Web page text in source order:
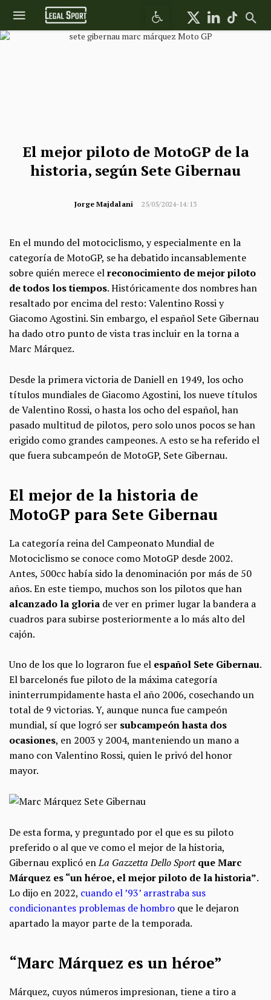
Abrir barra de herramientas
El mejor piloto de MotoGP de la
historia, según Sete Gibernau
Jorge Majdalani 25/05/2024-14:13
En el mundo del motociclismo, y especialmente en la
categoría de MotoGP, se ha debatido incansablemente
sobre quién merece elreconocimiento de mejor piloto
de todos los tiempos. Históricamente dos nombres han
resaltado por encima del resto: Valentino Rossi y
Giacomo Agostini. Sin embargo, el español Sete Gibernau
ha dado otro punto de vista tras incluir en la torna a
Marc Márquez.
Desde la primera victoria de Daniell en 1949, los ocho
títulos mundiales de Giacomo Agostini, los nueve títulos
de Valentino Rossi, o hasta los ocho del español, han
pasado multitud de pilotos, pero solo unos pocos se han
erigido como grandes campeones. A esto se ha referido el
que fuera subcampeón de MotoGP, Sete Gibernau.
El mejor de la historia de
MotoGP para Sete Gibernau
La categoría reina del Campeonato Mundial de
Motociclismo se conoce como MotoGP desde 2002.
Antes, 500cc había sido la denominación por más de 50
años. En este tiempo, muchos son los pilotos que han
alcanzado la gloria de ver en primer lugar la bandera a
cuadros para subirse posteriormente a lo más alto del
cajón.
Uno de los que lo lograron fue el español Sete Gibernau.
El barcelonés fue piloto de la máxima categoría
ininterrumpidamente hasta el año 2006, cosechando un
total de 9 victorias. Y, aunque nunca fue campeón
mundial, sí que logró ser subcampeón hasta dos
ocasiones, en 2003 y 2004, manteniendo un mano a
mano con Valentino Rossi, quien le privó del honor
mayor.
De esta forma, y preguntado por el que es su piloto
preferido o al que ve como el mejor de la historia,
Gibernau explicó enLa Gazzetta Dello Sportque Marc
Márquez es “un héroe, el mejor piloto de la historia”.
Lo dijo en 2022, cuando el ’93’ arrastraba sus
condicionantes problemas de hombro que le dejaron
apartado la mayor parte de la temporada.
“Marc Márquez es un héroe”
Márquez, cuyos números impresionan, tiene a tiro a